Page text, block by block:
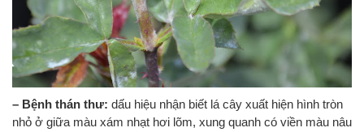
– Bệnh thán thư: dấu hiệu nhận biết lá cây xuất hiện hình tròn
nhỏ ở giữa màu xám nhạt hơi lõm, xung quanh có viền màu nâu